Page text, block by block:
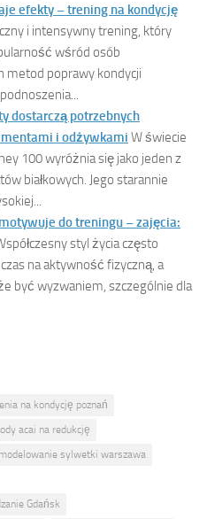
efekty – trening na kondycję
i intensywny trening, który
wśród osób
metod poprawy kondycji
dostarczą potrzebnych
i odżywkami W świecie
100 wyróżnia się jako jeden z
białkowych. Jego starannie
do treningu – zajęcia:
styl życia często
na aktywność fizyczną, a
być wyzwaniem, szczególnie dla
na kondycję poznań
acai na redukcję
modelowanie sylwetki warszawa
Gdańsk